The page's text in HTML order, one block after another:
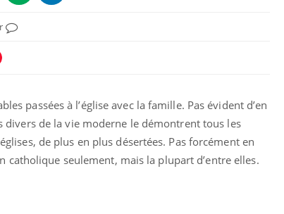
passées à l’église avec la famille. Pas évident d’en
divers de la vie moderne le démontrent tous les
de plus en plus désertées. Pas forcément en
catholique seulement, mais la plupart d’entre elles.
à aborder...
des
proche c'est
prévenirYoutube
même alopécie… Les symptômes de la
carence en fer sont multiples ce qui la rend